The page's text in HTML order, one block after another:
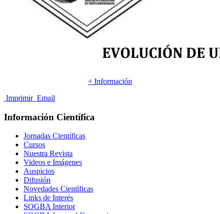
+ Información
Imprimir Email
Información Científica
Jornadas Científicas
Cursos
Nuestra Revista
Videos e Imágenes
Auspicios
Difusión
Novedades Científicas
Links de Interés
SOGBA Interior